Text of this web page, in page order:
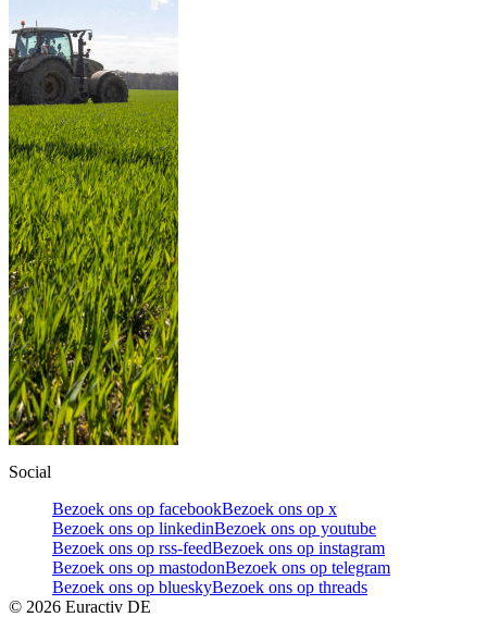
Social
Bezoek ons op facebookBezoek ons op x
Bezoek ons op linkedinBezoek ons op youtube
Bezoek ons op rss-feedBezoek ons op instagram
Bezoek ons op mastodonBezoek ons op telegram
Bezoek ons op blueskyBezoek ons op threads
© 2026 Euractiv DE